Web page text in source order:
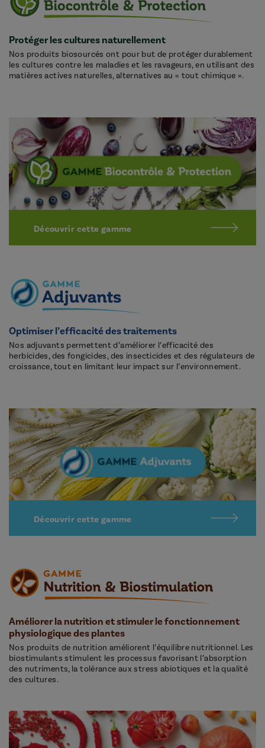
Protéger les cultures naturellement
Nos produits biosourcés ont pour but de protéger durablement
les cultures contre les maladies et les ravageurs, en utilisant des
matières actives naturelles, alternatives au « tout chimique ».
Découvrir cette gamme
Optimiser l’efficacité des traitements
Nos adjuvants permettent d’améliorer l’efficacité des
herbicides, des fongicides, des insecticides et des régulateurs de
croissance, tout en limitant leur impact sur l’environnement.
Découvrir cette gamme
Améliorer la nutrition et stimuler le fonctionnement
physiologique des plantes
Nos produits de nutrition améliorent l’équilibre nutritionnel. Les
biostimulants stimulent les processus favorisant l’absorption
des nutriments, la tolérance aux stress abiotiques et la qualité
des cultures.